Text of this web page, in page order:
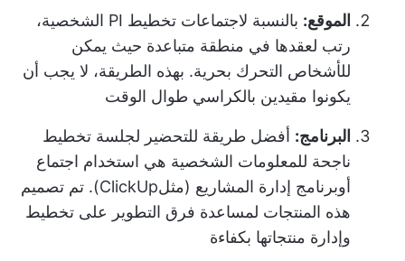
الموقع:
بالنسبة لاجتماعات تخطيط PI الشخصية،
رتب لعقدها في منطقة متباعدة حيث يمكن
للأشخاص التحرك بحرية. بهذه الطريقة، لا يجب أن
يكونوا مقيدين بالكراسي طوال الوقت
البرنامج: أفضل طريقة للتحضير لجلسة تخطيط
ناجحة للمعلومات الشخصية هي استخدام اجتماع
أوبرنامج إدارة المشاريع (مثلClickUp). تم تصميم
هذه المنتجات لمساعدة فرق التطوير على تخطيط
وإدارة منتجاتها بكفاءة